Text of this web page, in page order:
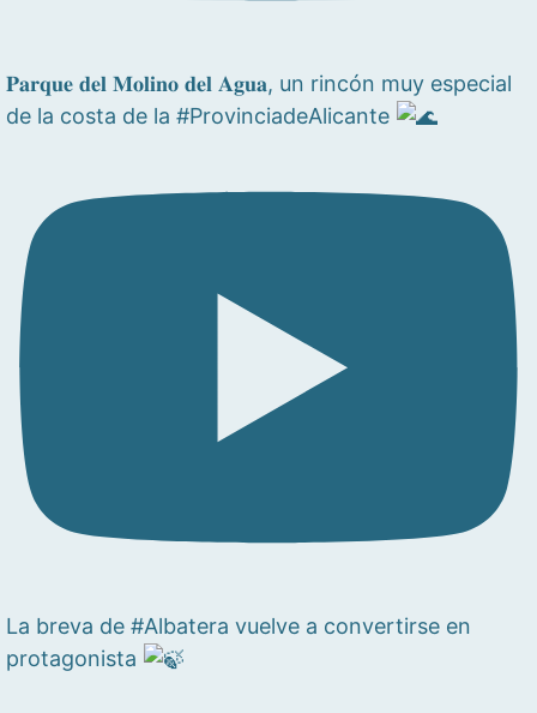
𝐏𝐚𝐫𝐪𝐮𝐞 𝐝𝐞𝐥 𝐌𝐨𝐥𝐢𝐧𝐨 𝐝𝐞𝐥 𝐀𝐠𝐮𝐚, un rincón muy especial
de la costa de la #ProvinciadeAlicante
La breva de #Albatera vuelve a convertirse en
protagonista